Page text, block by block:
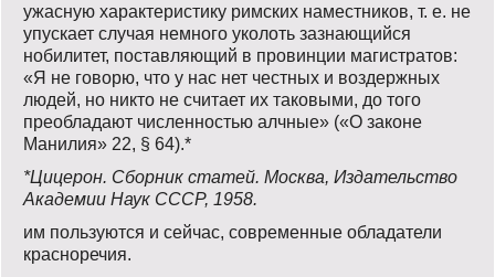
ужасную характеристику римских наместников, т. е. не
упускает случая немного уколоть зазнающийся
нобилитет, поставляющий в провинции магистратов:
«Я не говорю, что у нас нет честных и воздержных
людей, но никто не считает их таковыми, до того
преобладают численностью алчные» («О законе
Манилия» 22, § 64).*
*Цицерон. Сборник статей. Москва, Издательство
Академии Наук СССР, 1958.
им пользуются и сейчас, современные обладатели
красноречия.